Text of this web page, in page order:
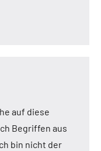
auf diese
Begriffen aus
bin nicht der